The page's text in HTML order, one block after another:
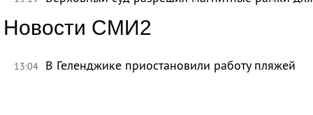
Новости СМИ2
13:04 В Геленджике приостановили работу пляжей